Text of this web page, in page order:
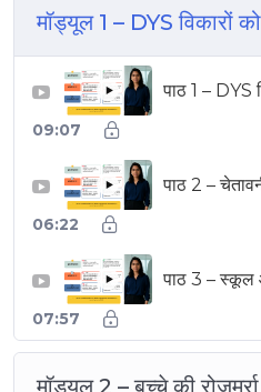
मॉड्यूल 1 – DYS विकारों
▶ पाठ 1 – DYS
09:07
▶ पाठ 2 –
06:22
▶ पाठ 3 – स्कूल
07:57
मॉड्यूल 2 – बच्चे की